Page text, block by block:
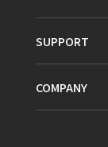
SUPPORT
COMPANY